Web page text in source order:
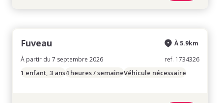
Fuveau
À partir du 7 septembre 2026
À 5.9km
ref. 1734326
1 enfant, 3 ans4 heures / semaineVéhicule nécessaire